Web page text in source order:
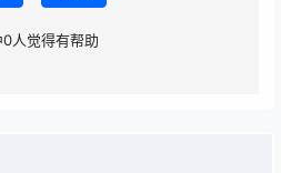
0人觉得有帮助